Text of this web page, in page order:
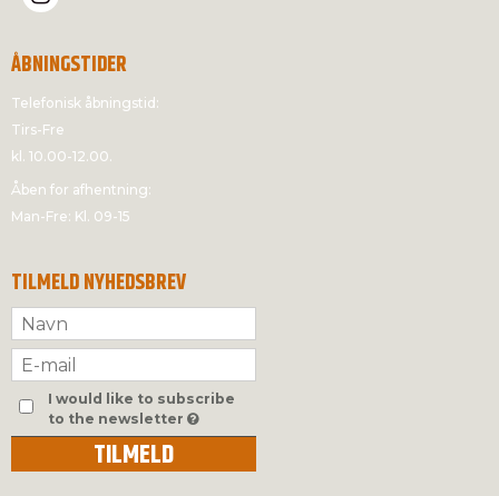
ÅBNINGSTIDER
Telefonisk åbningstid:
Tirs-Fre
kl. 10.00-12.00.
Åben for afhentning:
Man-Fre: Kl. 09-15
TILMELD NYHEDSBREV
I would like to subscribe
to the newsletter
TILMELD